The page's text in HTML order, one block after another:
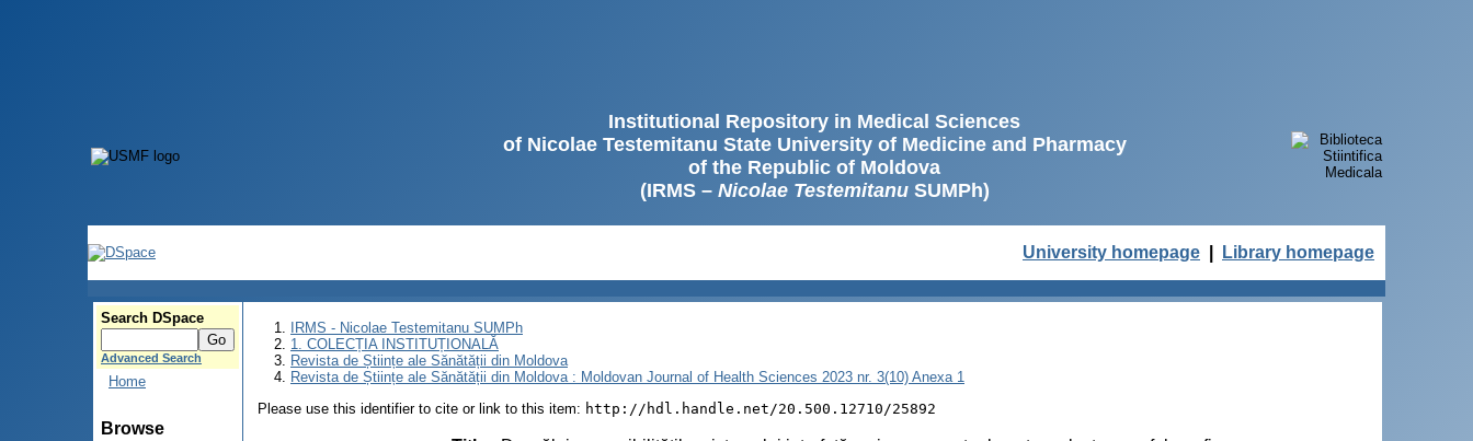
Institutional Repository in Medical Sciences
of Nicolae Testemitanu State University of Medicine and Pharmacy
of the Republic of Moldova
(IRMS – Nicolae TestemitanuSUMPh)
University homepage Library homepage
Search DSpace
Advanced Search
Home
Browse
IRMS - Nicolae Testemitanu SUMPh
1. COLECȚIA INSTITUȚIONALĂ
Revista de Științe ale Sănătății din Moldova
Revista de Științe ale Sănătății din Moldova : Moldovan Journal of Health Sciences 2023 nr. 3(10) Anexa 1
Please use this identifier to cite or link to this item: http://hdl.handle.net/20.500.12710/25892